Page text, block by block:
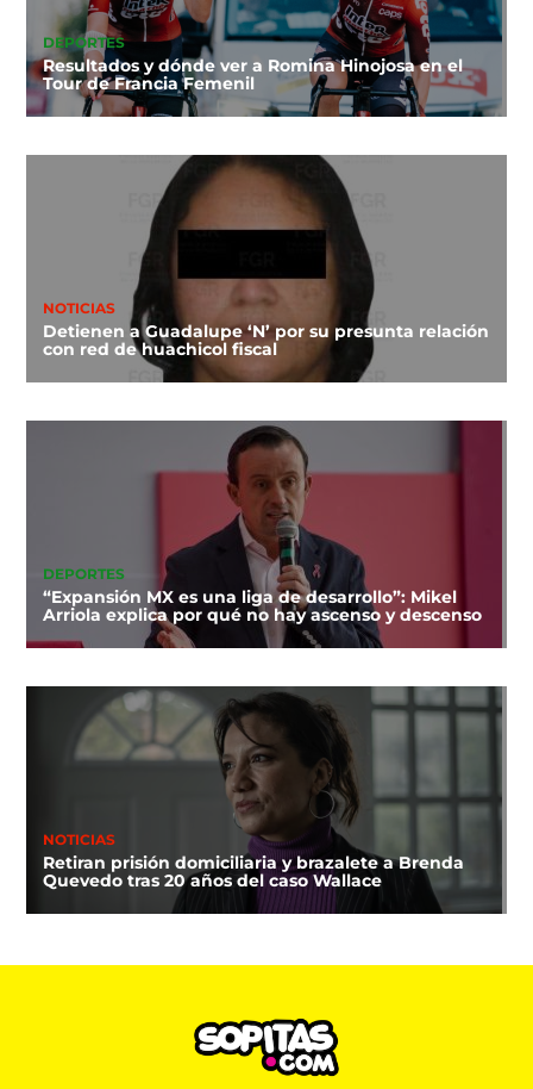
DEPORTES
Resultados y dónde ver a Romina Hinojosa en el
Tour de Francia Femenil
NOTICIAS
Detienen a Guadalupe ‘N’ por su presunta relación
con red de huachicol fiscal
DEPORTES
“Expansión MX es una liga de desarrollo”: Mikel
Arriola explica por qué no hay ascenso y descenso
NOTICIAS
Retiran prisión domiciliaria y brazalete a Brenda
Quevedo tras 20 años del caso Wallace